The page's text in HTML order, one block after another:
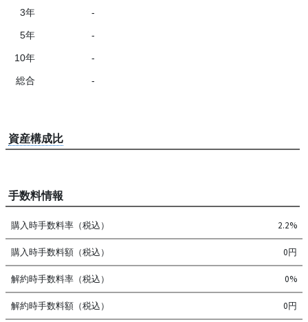
3年 -
5年 -
10年 -
総合 -
資産構成比
手数料情報
購入時手数料率（税込） 2.2%
購入時手数料額（税込） 0円
解約時手数料率（税込） 0%
解約時手数料額（税込） 0円